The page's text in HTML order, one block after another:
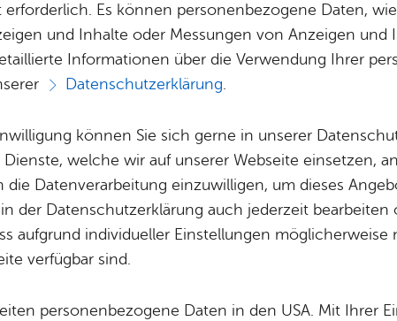
und
Alle Ver­an­stal­tun­gen die­ses Ver­an­stal­ters
Es können personenbezogene Daten,
und Inhalte oder Messungen von Anzeigen und
Informationen über die Verwendung Ihrer
Datenschutzerklärung.
können Sie sich gerne in unserer
welche wir auf unserer Webseite einsetzen,
die Datenverarbeitung einzuwilligen, um dieses
der Datenschutzerklärung auch jederzeit bearbeiten
aufgrund individueller Einstellungen möglicherweise
verfügbar sind.
personenbezogene Daten in den USA. Mit Ihrer